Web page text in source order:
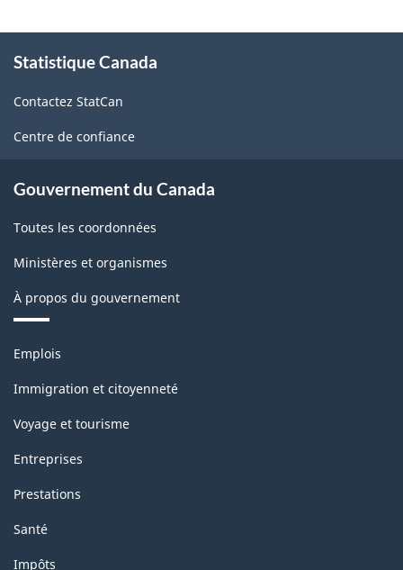
propos
ce
site
Statistique Canada
Contactez StatCan
Centre de confiance
Gouvernement du Canada
Toutes les coordonnées
Ministères et organismes
À propos du gouvernement
Thèmes
sujets
Emplois
Immigration et citoyenneté
Voyage et tourisme
Entreprises
Prestations
Santé
Impôts